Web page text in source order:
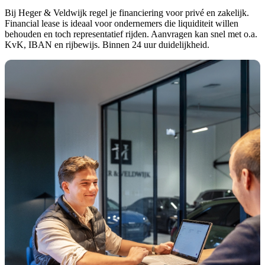
Bij Heger & Veldwijk regel je financiering voor privé en zakelijk.
Financial lease is ideaal voor ondernemers die liquiditeit willen
behouden en toch representatief rijden. Aanvragen kan snel met o.a.
KvK, IBAN en rijbewijs. Binnen 24 uur duidelijkheid.